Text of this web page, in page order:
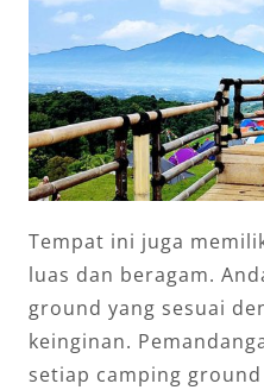
Tempat ini juga
luas dan beragam.
ground yang sesuai
keinginan.
setiap camping